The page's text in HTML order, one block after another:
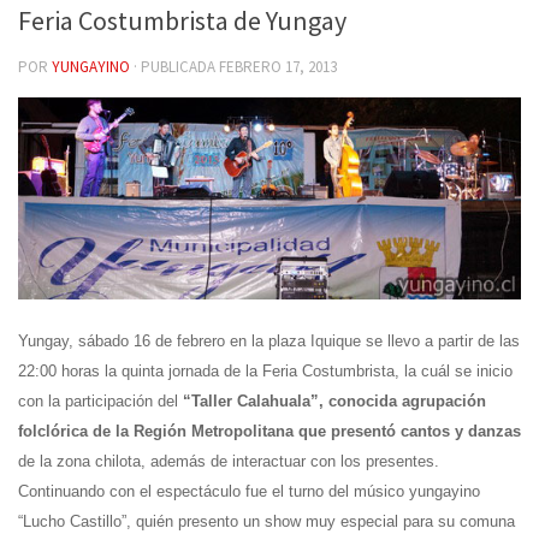
Feria Costumbrista de Yungay
POR YUNGAYINO · PUBLICADA FEBRERO 17, 2013
Yungay, sábado 16 de febrero en la plaza Iquique se llevo a partir de las
22:00 horas la quinta jornada de la Feria Costumbrista, la cuál se inicio
con la participación del “Taller Calahuala”, conocida agrupación
folclórica de la Región Metropolitana que presentó cantos y danzas
de la zona chilota, además de interactuar con los presentes.
Continuando con el espectáculo fue el turno del músico yungayino
“Lucho Castillo”, quién presento un show muy especial para su comuna